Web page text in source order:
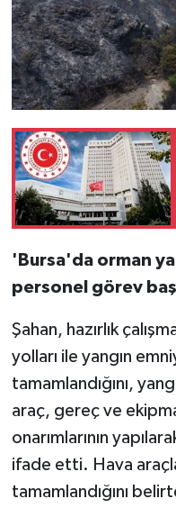
'Bursa'da orman
personel görev
Şahan, hazırlık
yolları ile yangın
tamamlandığını,
araç, gereç ve
onarımlarının
ifade etti. Hava
tamamlandığını